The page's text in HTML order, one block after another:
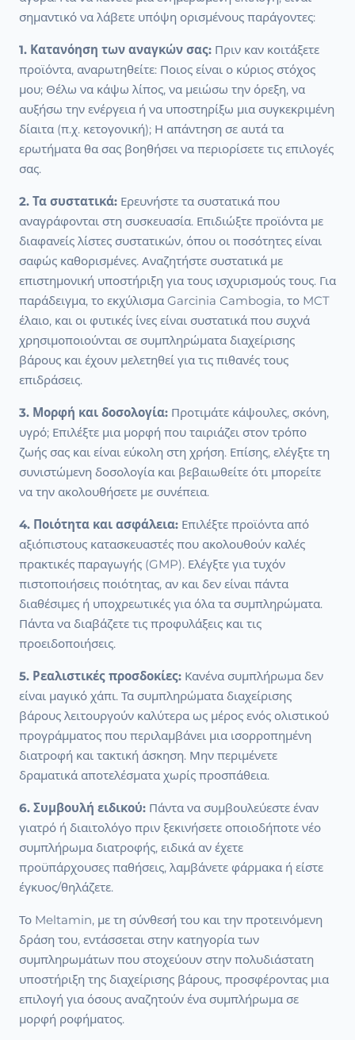
σημαντικό να λάβετε υπόψη ορισμένους παράγοντες:
1. Κατανόηση των αναγκών σας: Πριν καν κοιτάξετε
προϊόντα, αναρωτηθείτε: Ποιος είναι ο κύριος στόχος
μου; Θέλω να κάψω λίπος, να μειώσω την όρεξη, να
αυξήσω την ενέργεια ή να υποστηρίξω μια συγκεκριμένη
δίαιτα (π.χ. κετογονική); Η απάντηση σε αυτά τα
ερωτήματα θα σας βοηθήσει να περιορίσετε τις επιλογές
σας.
2. Τα συστατικά: Ερευνήστε τα συστατικά που
αναγράφονται στη συσκευασία. Επιδιώξτε προϊόντα με
διαφανείς λίστες συστατικών, όπου οι ποσότητες είναι
σαφώς καθορισμένες. Αναζητήστε συστατικά με
επιστημονική υποστήριξη για τους ισχυρισμούς τους. Για
παράδειγμα, το εκχύλισμα Garcinia Cambogia, το MCT
έλαιο, και οι φυτικές ίνες είναι συστατικά που συχνά
χρησιμοποιούνται σε συμπληρώματα διαχείρισης
βάρους και έχουν μελετηθεί για τις πιθανές τους
επιδράσεις.
3. Μορφή και δοσολογία: Προτιμάτε κάψουλες, σκόνη,
υγρό; Επιλέξτε μια μορφή που ταιριάζει στον τρόπο
ζωής σας και είναι εύκολη στη χρήση. Επίσης, ελέγξτε τη
συνιστώμενη δοσολογία και βεβαιωθείτε ότι μπορείτε
να την ακολουθήσετε με συνέπεια.
4. Ποιότητα και ασφάλεια: Επιλέξτε προϊόντα από
αξιόπιστους κατασκευαστές που ακολουθούν καλές
πρακτικές παραγωγής (GMP). Ελέγξτε για τυχόν
πιστοποιήσεις ποιότητας, αν και δεν είναι πάντα
διαθέσιμες ή υποχρεωτικές για όλα τα συμπληρώματα.
Πάντα να διαβάζετε τις προφυλάξεις και τις
προειδοποιήσεις.
5. Ρεαλιστικές προσδοκίες: Κανένα συμπλήρωμα δεν
είναι μαγικό χάπι. Τα συμπληρώματα διαχείρισης
βάρους λειτουργούν καλύτερα ως μέρος ενός ολιστικού
προγράμματος που περιλαμβάνει μια ισορροπημένη
διατροφή και τακτική άσκηση. Μην περιμένετε
δραματικά αποτελέσματα χωρίς προσπάθεια.
6. Συμβουλή ειδικού: Πάντα να συμβουλεύεστε έναν
γιατρό ή διαιτολόγο πριν ξεκινήσετε οποιοδήποτε νέο
συμπλήρωμα διατροφής, ειδικά αν έχετε
προϋπάρχουσες παθήσεις, λαμβάνετε φάρμακα ή είστε
έγκυος/θηλάζετε.
Το Meltamin, με τη σύνθεσή του και την προτεινόμενη
δράση του, εντάσσεται στην κατηγορία των
συμπληρωμάτων που στοχεύουν στην πολυδιάστατη
υποστήριξη της διαχείρισης βάρους, προσφέροντας μια
επιλογή για όσους αναζητούν ένα συμπλήρωμα σε
μορφή ροφήματος.